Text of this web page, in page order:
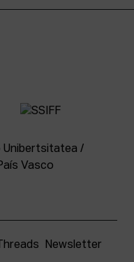
Threads Newsletter